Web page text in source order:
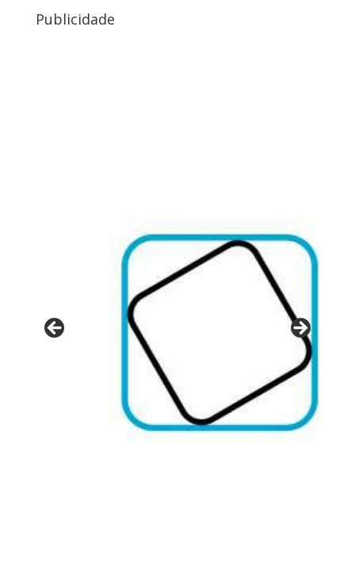
Publicidade